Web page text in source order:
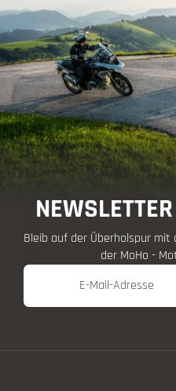
Bleib auf der Überholspur
der MoHo -
E-Mail-Adresse